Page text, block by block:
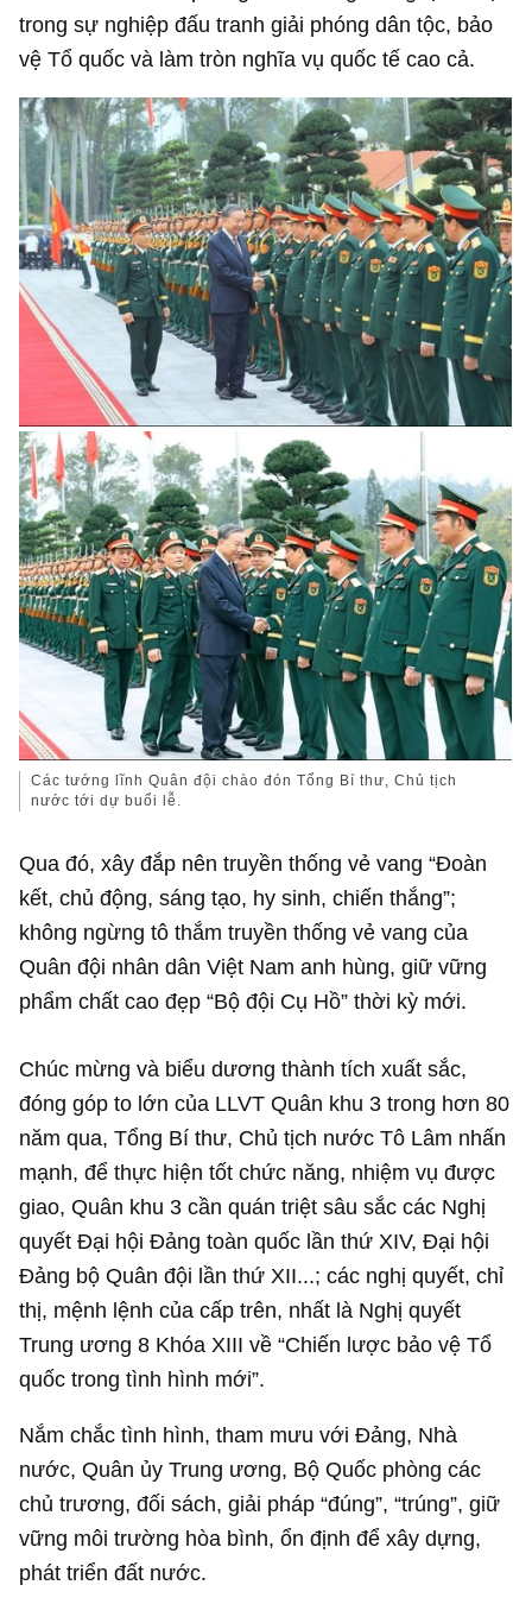
trong sự nghiệp đấu tranh giải phóng dân tộc, bảo
vệ Tổ quốc và làm tròn nghĩa vụ quốc tế cao cả.
Các tướng lĩnh Quân đội chào đón Tổng Bí thư, Chủ tịch
nước tới dự buổi lễ.
Qua đó, xây đắp nên truyền thống vẻ vang “Đoàn
kết, chủ động, sáng tạo, hy sinh, chiến thắng”;
không ngừng tô thắm truyền thống vẻ vang của
Quân đội nhân dân Việt Nam anh hùng, giữ vững
phẩm chất cao đẹp “Bộ đội Cụ Hồ” thời kỳ mới.
Chúc mừng và biểu dương thành tích xuất sắc,
đóng góp to lớn của LLVT Quân khu 3 trong hơn 80
năm qua, Tổng Bí thư, Chủ tịch nước Tô Lâm nhấn
mạnh, để thực hiện tốt chức năng, nhiệm vụ được
giao, Quân khu 3 cần quán triệt sâu sắc các Nghị
quyết Đại hội Đảng toàn quốc lần thứ XIV, Đại hội
Đảng bộ Quân đội lần thứ XII...; các nghị quyết, chỉ
thị, mệnh lệnh của cấp trên, nhất là Nghị quyết
Trung ương 8 Khóa XIII về “Chiến lược bảo vệ Tổ
quốc trong tình hình mới”.
Nắm chắc tình hình, tham mưu với Đảng, Nhà
nước, Quân ủy Trung ương, Bộ Quốc phòng các
chủ trương, đối sách, giải pháp “đúng”, “trúng”, giữ
vững môi trường hòa bình, ổn định để xây dựng,
phát triển đất nước.